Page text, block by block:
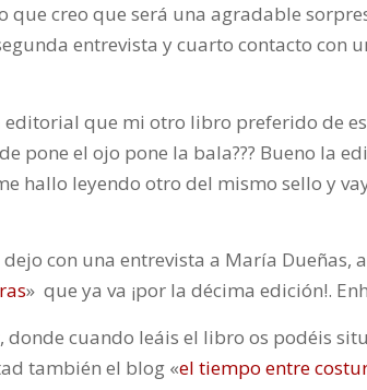
que creo que será una agradable
entrevista y cuarto contacto con
que mi otro libro preferido de
pone el ojo pone la bala??? Bueno la
hallo leyendo otro del mismo sello y
con una entrevista a María Dueñas,
» que ya va ¡por la décima edición!.
donde cuando leáis el libro os podéis
también el blog «el tiempo entre